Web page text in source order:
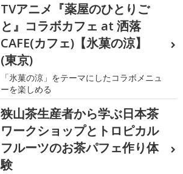
TVアニメ『薬屋のひとりご
と』コラボカフェ at 洒落
CAFE(カフェ)【氷菓の涼】
(東京)
「氷菓の涼」をテーマにしたコラボメニュ
ーを楽しめる
狭山茶生産者から学ぶ日本茶
ワークショップとトロピカル
フルーツのお茶パフェ作り体
験